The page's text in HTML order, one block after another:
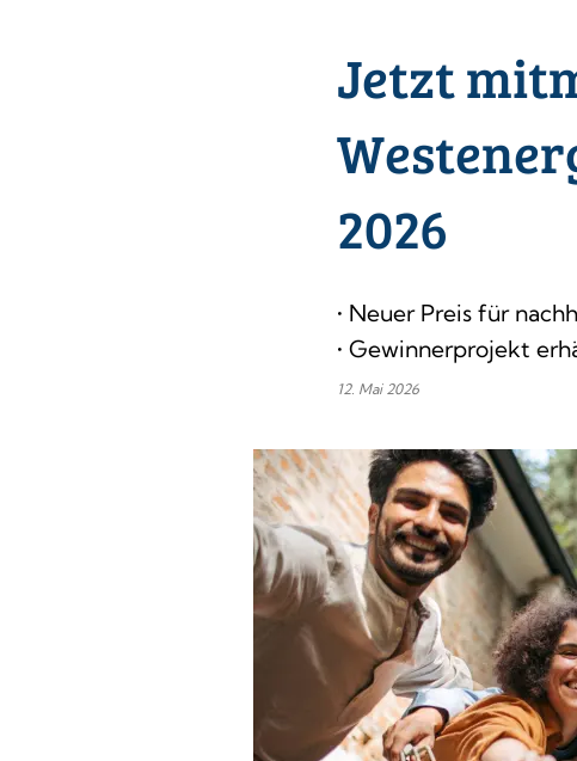
Jetzt
2026
• Neuer Preis für
• Gewinnerprojekt
12. Mai 2026